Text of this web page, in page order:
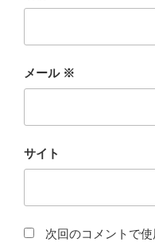
メール ※
サイト
次回のコメントで